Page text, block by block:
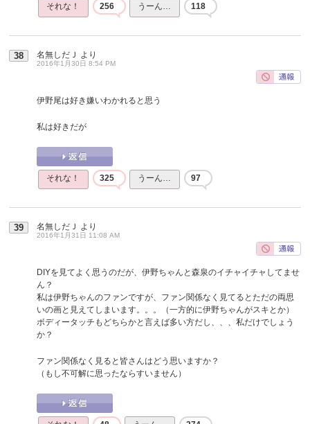
それな！ 256 うーん… 118
38 名無しだＪ より
2016年1月30日 8:54 PM
伊野尾は好き嫌いわかれると思う
私は好きだが
それな！ 325 うーん… 97
39 名無しだＪ より
2016年1月31日 11:08 AM
DIYを見てよく思うのだが、伊野ちゃんと森泉のイチャイチャしてませ
ん？
私は伊野ちゃんのファンですが、ファン関係なく見てるとただの両思
いの画と見えてしまいます。。。（一方的に伊野ちゃんがスキとか）
ボディータッチもどちらかと言えば多い方だし、、、私だけでしょう
か？
ファン関係なく見ると皆さんはどう思いますか？
（もし不可解に思ったならすいません）